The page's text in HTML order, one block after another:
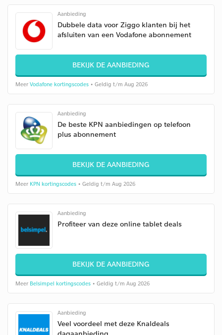
Aanbieding
Dubbele data voor Ziggo klanten bij het
afsluiten van een Vodafone abonnement
BEKIJK DE AANBIEDING
Meer Vodafone kortingscodes • Geldig t/m Aug 2026
Aanbieding
De beste KPN aanbiedingen op telefoon
plus abonnement
BEKIJK DE AANBIEDING
Meer KPN kortingscodes • Geldig t/m Aug 2026
Aanbieding
Profiteer van deze online tablet deals
BEKIJK DE AANBIEDING
Meer Belsimpel kortingscodes • Geldig t/m Aug 2026
Aanbieding
Veel voordeel met deze Knaldeals